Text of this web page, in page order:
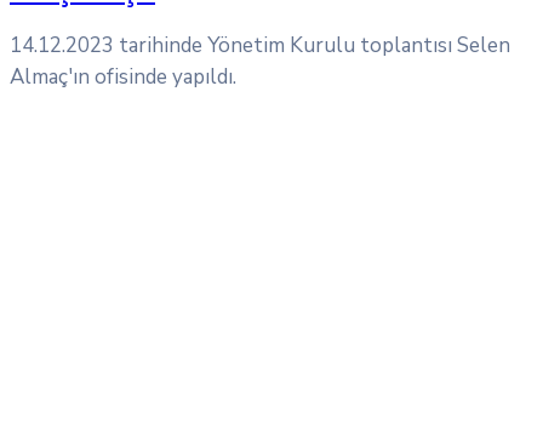
14.12.2023 tarihinde Yönetim Kurulu toplantısı Selen
Almaç'ın ofisinde yapıldı.